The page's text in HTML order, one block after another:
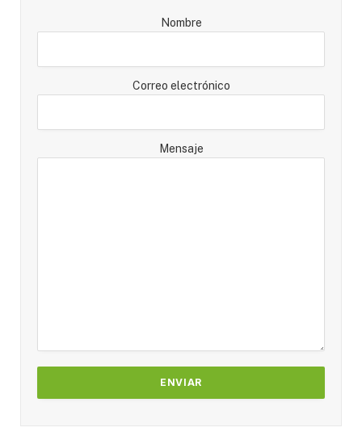
Nombre
Correo electrónico
Mensaje